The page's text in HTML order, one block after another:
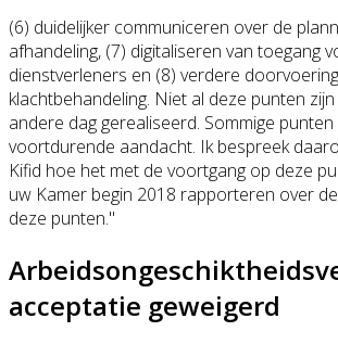
(6) duidelijker communiceren over de
afhandeling, (7) digitaliseren van toegang
dienstverleners en (8) verdere
klachtbehandeling. Niet al deze punten
andere dag gerealiseerd. Sommige
voortdurende aandacht. Ik bespreek
Kifid hoe het met de voortgang op deze
uw Kamer begin 2018 rapporteren over
deze punten."
acceptatie geweigerd